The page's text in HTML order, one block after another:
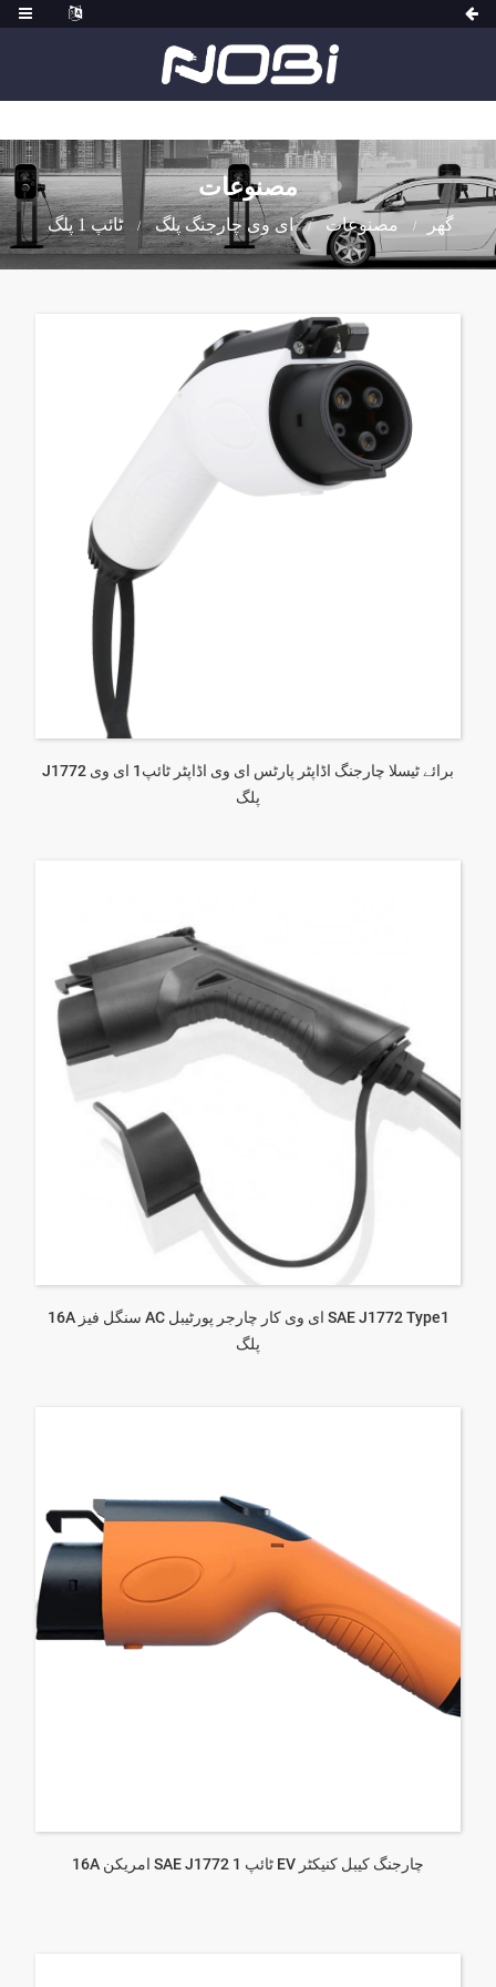
مصنوعات
گھر مصنوعات ای وی چارجنگ پلگ ٹائپ 1 پلگ
J1772 برائے ٹیسلا چارجنگ اڈاپٹر پارٹس ای وی اڈاپٹر ٹائپ1 ای وی
پلگ
16A سنگل فیز AC ای وی کار چارجر پورٹیبل SAE J1772 Type1
پلگ
16A امریکن SAE J1772 ٹائپ 1 EV چارجنگ کیبل کنیکٹر